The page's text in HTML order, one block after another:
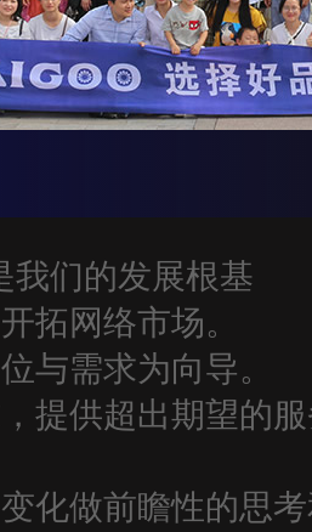
我们的发展根基
拓网络市场。
与需求为向导。
提供超出期望的
化做前瞻性的思